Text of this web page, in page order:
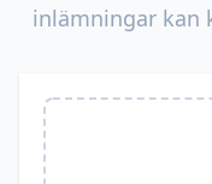
inlämningar kan